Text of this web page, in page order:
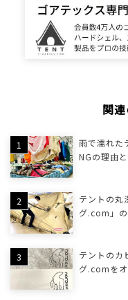
関
雨で濡れた
NGの理由
テントの丸
グ.com」の
テントのカ
グ.comを